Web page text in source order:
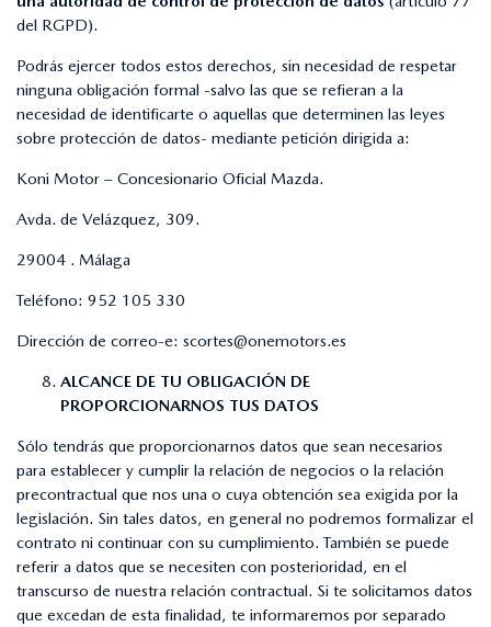
del RGPD).
Podrás ejercer todos estos derechos, sin necesidad de respetar
ninguna obligación formal -salvo las que se refieran a la
necesidad de identificarte o aquellas que determinen las leyes
sobre protección de datos- mediante petición dirigida a:
Koni Motor – Concesionario Oficial Mazda.
Avda. de Velázquez, 309.
29004 . Málaga
Teléfono: 952 105 330
Dirección de correo-e: scortes@onemotors.es
ALCANCE DE TU OBLIGACIÓN DE
PROPORCIONARNOS TUS DATOS
Sólo tendrás que proporcionarnos datos que sean necesarios
para establecer y cumplir la relación de negocios o la relación
precontractual que nos una o cuya obtención sea exigida por la
legislación. Sin tales datos, en general no podremos formalizar el
contrato ni continuar con su cumplimiento. También se puede
referir a datos que se necesiten con posterioridad, en el
transcurso de nuestra relación contractual. Si te solicitamos datos
que excedan de esta finalidad, te informaremos por separado